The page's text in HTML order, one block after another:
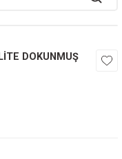
DOKUNMUŞ